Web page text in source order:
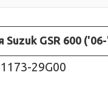
GSR 600
29G00